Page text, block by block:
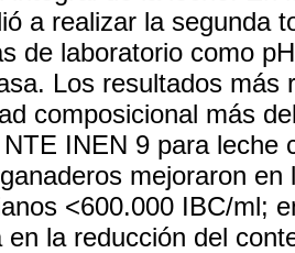
a realizar la segunda
de laboratorio como
Los resultados más
composicional más
INEN 9 para leche
mejoraron
<600.000 IBC/ml;
en la reducción del